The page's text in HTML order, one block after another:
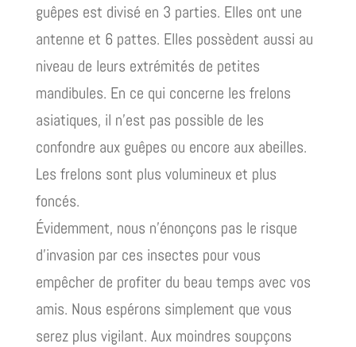
guêpes est divisé en 3 parties. Elles ont une
antenne et 6 pattes. Elles possèdent aussi au
niveau de leurs extrémités de petites
mandibules. En ce qui concerne les frelons
asiatiques, il n’est pas possible de les
confondre aux guêpes ou encore aux abeilles.
Les frelons sont plus volumineux et plus
foncés.
Évidemment, nous n’énonçons pas le risque
d’invasion par ces insectes pour vous
empêcher de profiter du beau temps avec vos
amis. Nous espérons simplement que vous
serez plus vigilant. Aux moindres soupçons